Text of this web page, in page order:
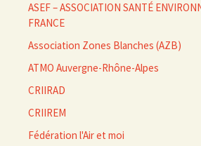
ASEF – ASSOCIATION SANTÉ
FRANCE
Association Zones Blanches (AZB)
ATMO Auvergne-Rhône-Alpes
CRIIRAD
CRIIREM
Fédération l'Air et moi